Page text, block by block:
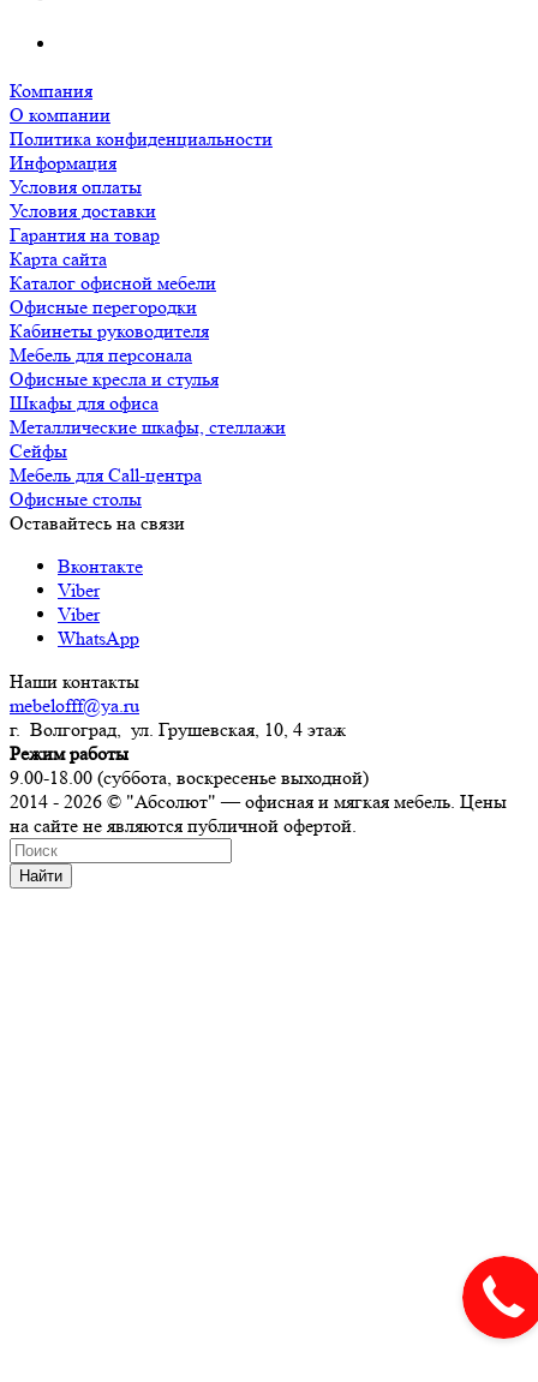
Компания
О компании
Политика конфиденциальности
Информация
Условия оплаты
Условия доставки
Гарантия на товар
Карта сайта
Каталог офисной мебели
Офисные перегородки
Кабинеты руководителя
Мебель для персонала
Офисные кресла и стулья
Шкафы для офиса
Металлические шкафы, стеллажи
Сейфы
Мебель для Call-центра
Офисные столы
Оставайтесь на связи
Вконтакте
Viber
Viber
WhatsApp
Наши контакты
mebelofff@ya.ru
г. Волгоград, ул. Грушевская, 10, 4 этаж
Режим работы
9.00-18.00 (суббота, воскресенье выходной)
2014 - 2026 © "Абсолют" — офисная и мягкая мебель. Цены
на сайте не являются публичной офертой.
Найти